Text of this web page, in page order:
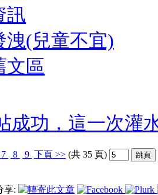
訊
洩(兒童不宜)
文區
成功，這一次灌
7 8 9 下頁 >> (共 35 頁)
享: